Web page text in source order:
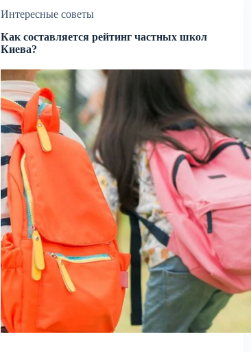
Интересные советы
Как составляется рейтинг частных школ
Киева?